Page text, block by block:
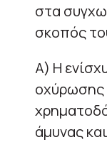
στα
σκοπός
Α) Η
οχύρωσης
άμυνας και